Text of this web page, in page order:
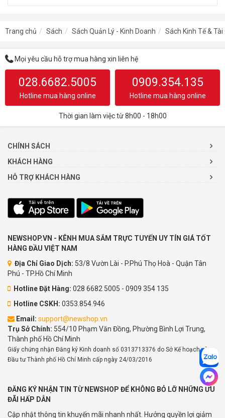
Trang chủ Sách Sách Quản Lý - Kinh Doanh Sách Kinh Tế & Tài
Mọi yêu cầu hỗ trợ mua hàng xin liên hệ
028.6682.5005
Hotline mua hàng online
0909.354.135
Hotline mua hàng online
Thời gian làm việc từ 8h00 - 18h00
CHÍNH SÁCH
KHÁCH HÀNG
HỖ TRỢ KHÁCH HÀNG
NEWSHOP.VN - KÊNH MUA SẮM TRỰC TUYẾN UY TÍN GIÁ TỐT
HÀNG ĐẦU VIỆT NAM
Địa Chỉ Giao Dịch: 53/8 Vườn Lài - P.Phú Thọ Hoà - Quận Tân
Phú - TP.Hồ Chí Minh
Hotline Đặt Hàng: 028 6682 5005 - 0909 354 135
Hotline CSKH: 0353.854.946
Email: support@newshop.vn
Trụ Sở Chính: 554/10 Phạm Văn Đồng, Phường Bình Lợi Trung,
Thành phố Hồ Chí Minh
Giấy chứng nhận Đăng ký Kinh doanh số 0313713376 do Sở Kế hoạch và
Đầu tư Thành phố Hồ Chí Minh cấp ngày 24/03/2016
ĐĂNG KÝ NHẬN TIN TỪ NEWSHOP ĐỂ KHÔNG BỎ LỠ NHỮNG ƯU
ĐÃI HẤP DẪN
Cập nhật thông tin khuyến mãi nhanh nhất. Hưởng quyền lợi giảm